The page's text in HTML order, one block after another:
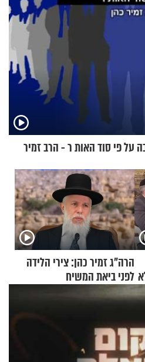
על פי סוד האות ר - הרב זמיר
הרה"ג זמיר כהן: צירי הלידה
לפני ביאת המשיח